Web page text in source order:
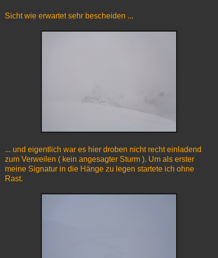
Sicht wie erwartet sehr bescheiden ...
... und eigentlich war es hier droben nicht recht einladend
zum Verweilen ( kein angesagter Sturm ). Um als erster
meine Signatur in die Hänge zu legen startete ich ohne
Rast.